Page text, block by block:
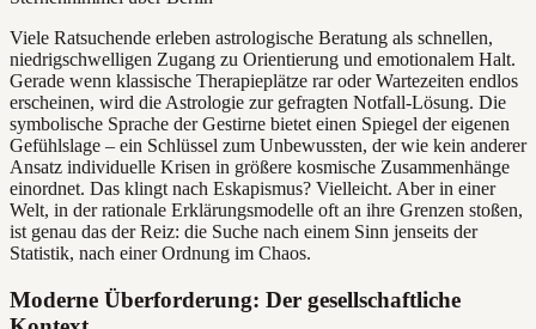
Viele Ratsuchende erleben astrologische Beratung als schnellen,
niedrigschwelligen Zugang zu Orientierung und emotionalem Halt.
Gerade wenn klassische Therapieplätze rar oder Wartezeiten endlos
erscheinen, wird die Astrologie zur gefragten Notfall-Lösung. Die
symbolische Sprache der Gestirne bietet einen Spiegel der eigenen
Gefühlslage – ein Schlüssel zum Unbewussten, der wie kein anderer
Ansatz individuelle Krisen in größere kosmische Zusammenhänge
einordnet. Das klingt nach Eskapismus? Vielleicht. Aber in einer
Welt, in der rationale Erklärungsmodelle oft an ihre Grenzen stoßen,
ist genau das der Reiz: die Suche nach einem Sinn jenseits der
Statistik, nach einer Ordnung im Chaos.
Moderne Überforderung: Der gesellschaftliche